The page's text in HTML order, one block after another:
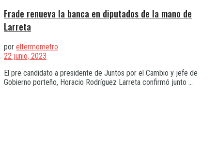
Frade renueva la banca en diputados de la mano de
Larreta
por eltermometro
22 junio, 2023
El pre candidato a presidente de Juntos por el Cambio y jefe de
Gobierno porteño, Horacio Rodríguez Larreta confirmó junto ...